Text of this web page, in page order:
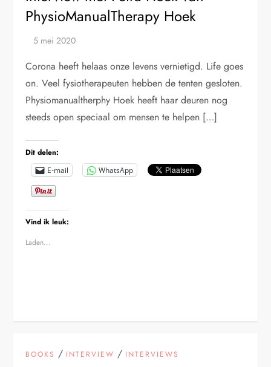
PhysioManualTherapy Hoek
Corona heeft helaas onze levens vernietigd. Life goes
on. Veel fysiotherapeuten hebben de tenten gesloten.
Physiomanualtherphy Hoek heeft haar deuren nog
steeds open speciaal om mensen te helpen […]
Dit delen:
E-mail WhatsApp
Vind ik leuk:
Laden...
BOOKS / INTERVIEW / INTERVIEWS